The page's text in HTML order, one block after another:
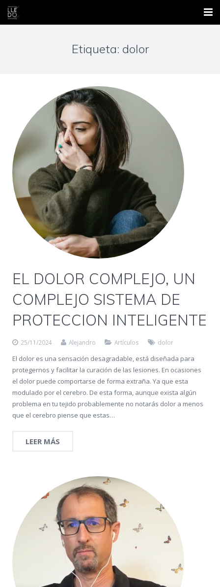
Formación
Blog
Etiqueta: dolor
EL DOLOR COMPLEJO, UN
COMPLEJO SISTEMA DE
PROTECCION INTELIGENTE
25/11/2024 Alejandro Artículos dolor
El dolor es una sensación desagradable, está diseñada para
protegernos y facilitar la curación de las lesiones. En ocasiones
el dolor puede comportarse de forma extraña. Ya que esta
modulado por el cerebro. De esta forma, aunque exista algún
problema en tu tejido probablemente no notarás dolor a menos
que el cerebro piense que estas…
LEER MÁS